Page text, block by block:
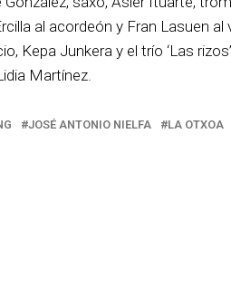
al acordeón y Fran Lasuen al
Kepa Junkera y el trío ‘Las
Martínez.
JOSÉ ANTONIO NIELFA LA OTXOA